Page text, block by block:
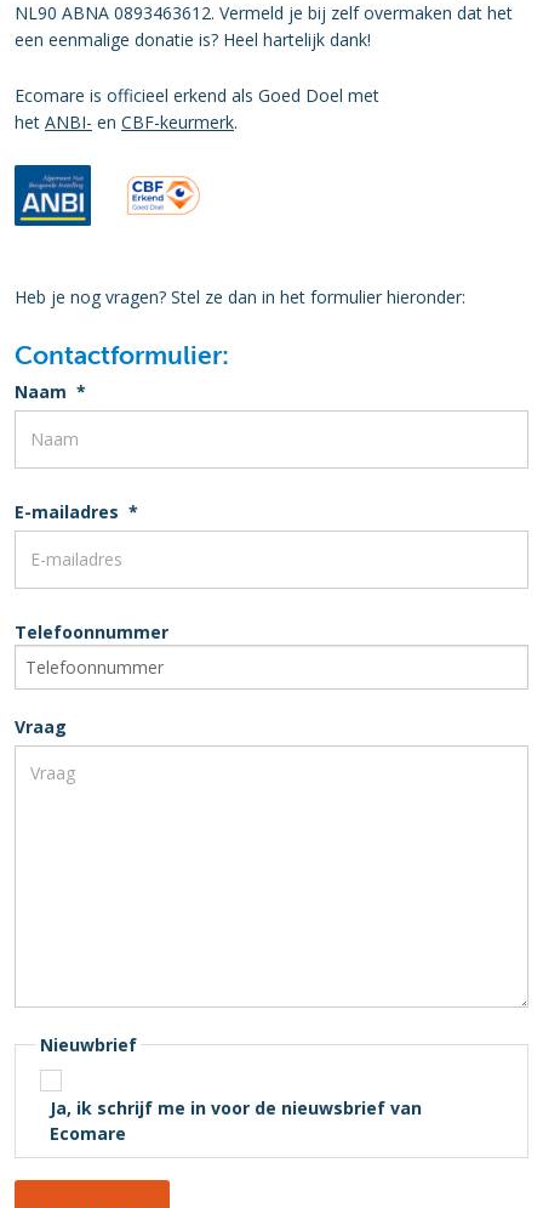
NL90 ABNA 0893463612. Vermeld je bij zelf overmaken dat het
een eenmalige donatie is? Heel hartelijk dank!
Ecomare is officieel erkend als Goed Doel met
het ANBI- en CBF-keurmerk.
Heb je nog vragen? Stel ze dan in het formulier hieronder:
Contactformulier:
Naam *
E-mailadres *
Telefoonnummer
Vraag
Nieuwbrief
Ja, ik schrijf me in voor de nieuwsbrief van
Ecomare